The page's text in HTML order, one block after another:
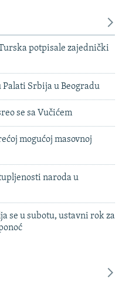
potpisale zajednički
Palati Srbija u Beogradu
se sa Vučićem
mogućoj masovnoj
naroda u
se u subotu, ustavni rok za